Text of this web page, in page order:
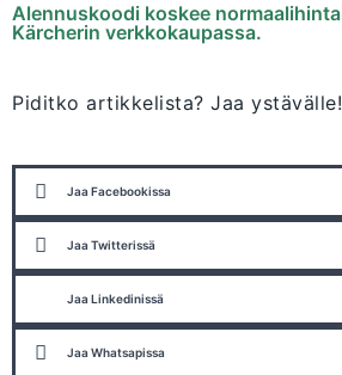
Alennuskoodi koskee
Kärcherin verkkokaupassa.
Piditko artikkelista? Jaa ystävälle!
Jaa Facebookissa
Jaa Twitterissä
Jaa Linkedinissä
Jaa Whatsapissa